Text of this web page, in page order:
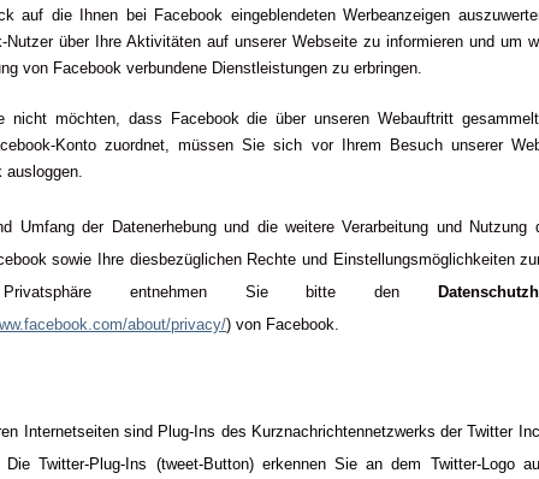
auf die Ihnen bei Facebook eingeblendeten Werbeanzeigen
Nutzer über Ihre Aktivitäten auf unserer Webseite zu informieren und um
von Facebook verbundene Dienstleistungen zu erbringen.
nicht möchten, dass Facebook die über unseren Webauftritt
Konto zuordnet, müssen Sie sich vor Ihrem Besuch unserer
ausloggen.
Umfang der Datenerhebung und die weitere Verarbeitung und Nutzung
sowie Ihre diesbezüglichen Rechte und Einstellungsmöglichkeiten
entnehmen Sie bitte den
about/privacy/) von Facebook.
Internetseiten sind Plug-Ins des Kurznachrichtennetzwerks der Twitter
Die Twitter-Plug-Ins (tweet-Button) erkennen Sie an dem Twitter-Logo